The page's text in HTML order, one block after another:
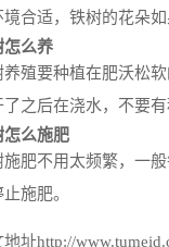
境合适，铁树的花朵
怎么养
养殖要种植在肥沃松
了之后在浇水，不要有
怎么施肥
施肥不用太频繁，一
施肥。
地址http://